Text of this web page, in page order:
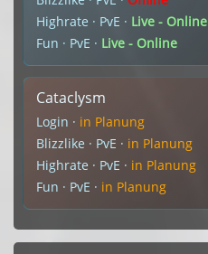
Highrate · PvE · Live - Online
Fun · PvE · Live - Online
Cataclysm
Login · in Planung
Blizzlike · PvE · in Planung
Highrate · PvE · in Planung
Fun · PvE · in Planung